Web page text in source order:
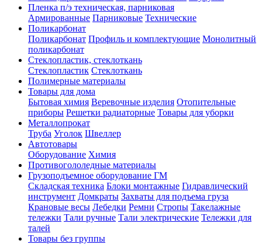
Пленка п/э техническая, парниковая
Армированные Парниковые Технические
Поликарбонат
Поликарбонат Профиль и комплектующие Монолитный
поликарбонат
Стеклопластик, стеклоткань
Стеклопластик Стеклоткань
Полимерные материалы
Товары для дома
Бытовая химия Веревочные изделия Отопительные
приборы Решетки радиаторные Товары для уборки
Металлопрокат
Труба Уголок Швеллер
Автотовары
Оборудование Химия
Противогололедные материалы
Грузоподъемное оборудование ГМ
Складская техника Блоки монтажные Гидравлический
инструмент Домкраты Захваты для подъема груза
Крановые весы Лебедки Ремни Стропы Такелажные
тележки Тали ручные Тали электрические Тележки для
талей
Товары без группы